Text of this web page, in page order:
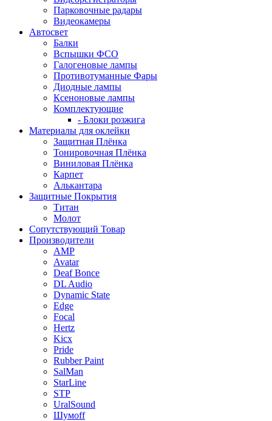
Парковочные радары
Видеокамеры
Автосвет
Балки
Вспышки ФСО
Галогеновые лампы
Противотуманные Фары
Диодные лампы
Ксеноновые лампы
Комплектующие
- Блоки розжига
Материалы для оклейки
Защитная Плёнка
Тонировочная Плёнка
Виниловая Плёнка
Карпет
Алькантара
Защитные Покрытия
Титан
Молот
Сопутствующий Товар
Производители
AMP
Avatar
Deaf Bonce
DL Audio
Dynamic State
Edge
Focal
Hertz
Kicx
Pride
Rubber Paint
SalMan
StarLine
STP
UralSound
Шумoff